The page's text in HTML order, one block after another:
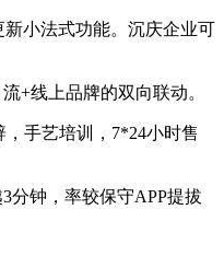
小法式功能。沉庆企业可
+线上品牌的双向联动。
手艺培训，7*24小时售
钟，率较保守APP提拔